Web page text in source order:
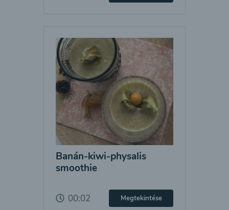
Banán-kiwi-physalis
smoothie
00:02 Megtekintése